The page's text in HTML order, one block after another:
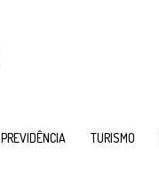
PREVIDÊNCIA TURISMO